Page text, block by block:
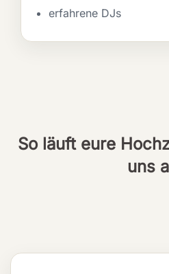
erfahrene DJs
So läuft eure
uns